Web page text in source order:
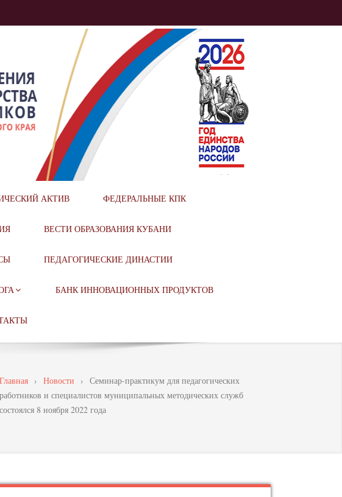
АКТИВ ФЕДЕРАЛЬНЫЕ КПК
ВЕСТИ ОБРАЗОВАНИЯ КУБАНИ
ПЕДАГОГИЧЕСКИЕ ДИНАСТИИ
БАНК ИННОВАЦИОННЫХ ПРОДУКТОВ
Главная › Новости › Семинар-практикум для педагогических
работников и специалистов муниципальных методических служб
состоялся 8 ноября 2022 года